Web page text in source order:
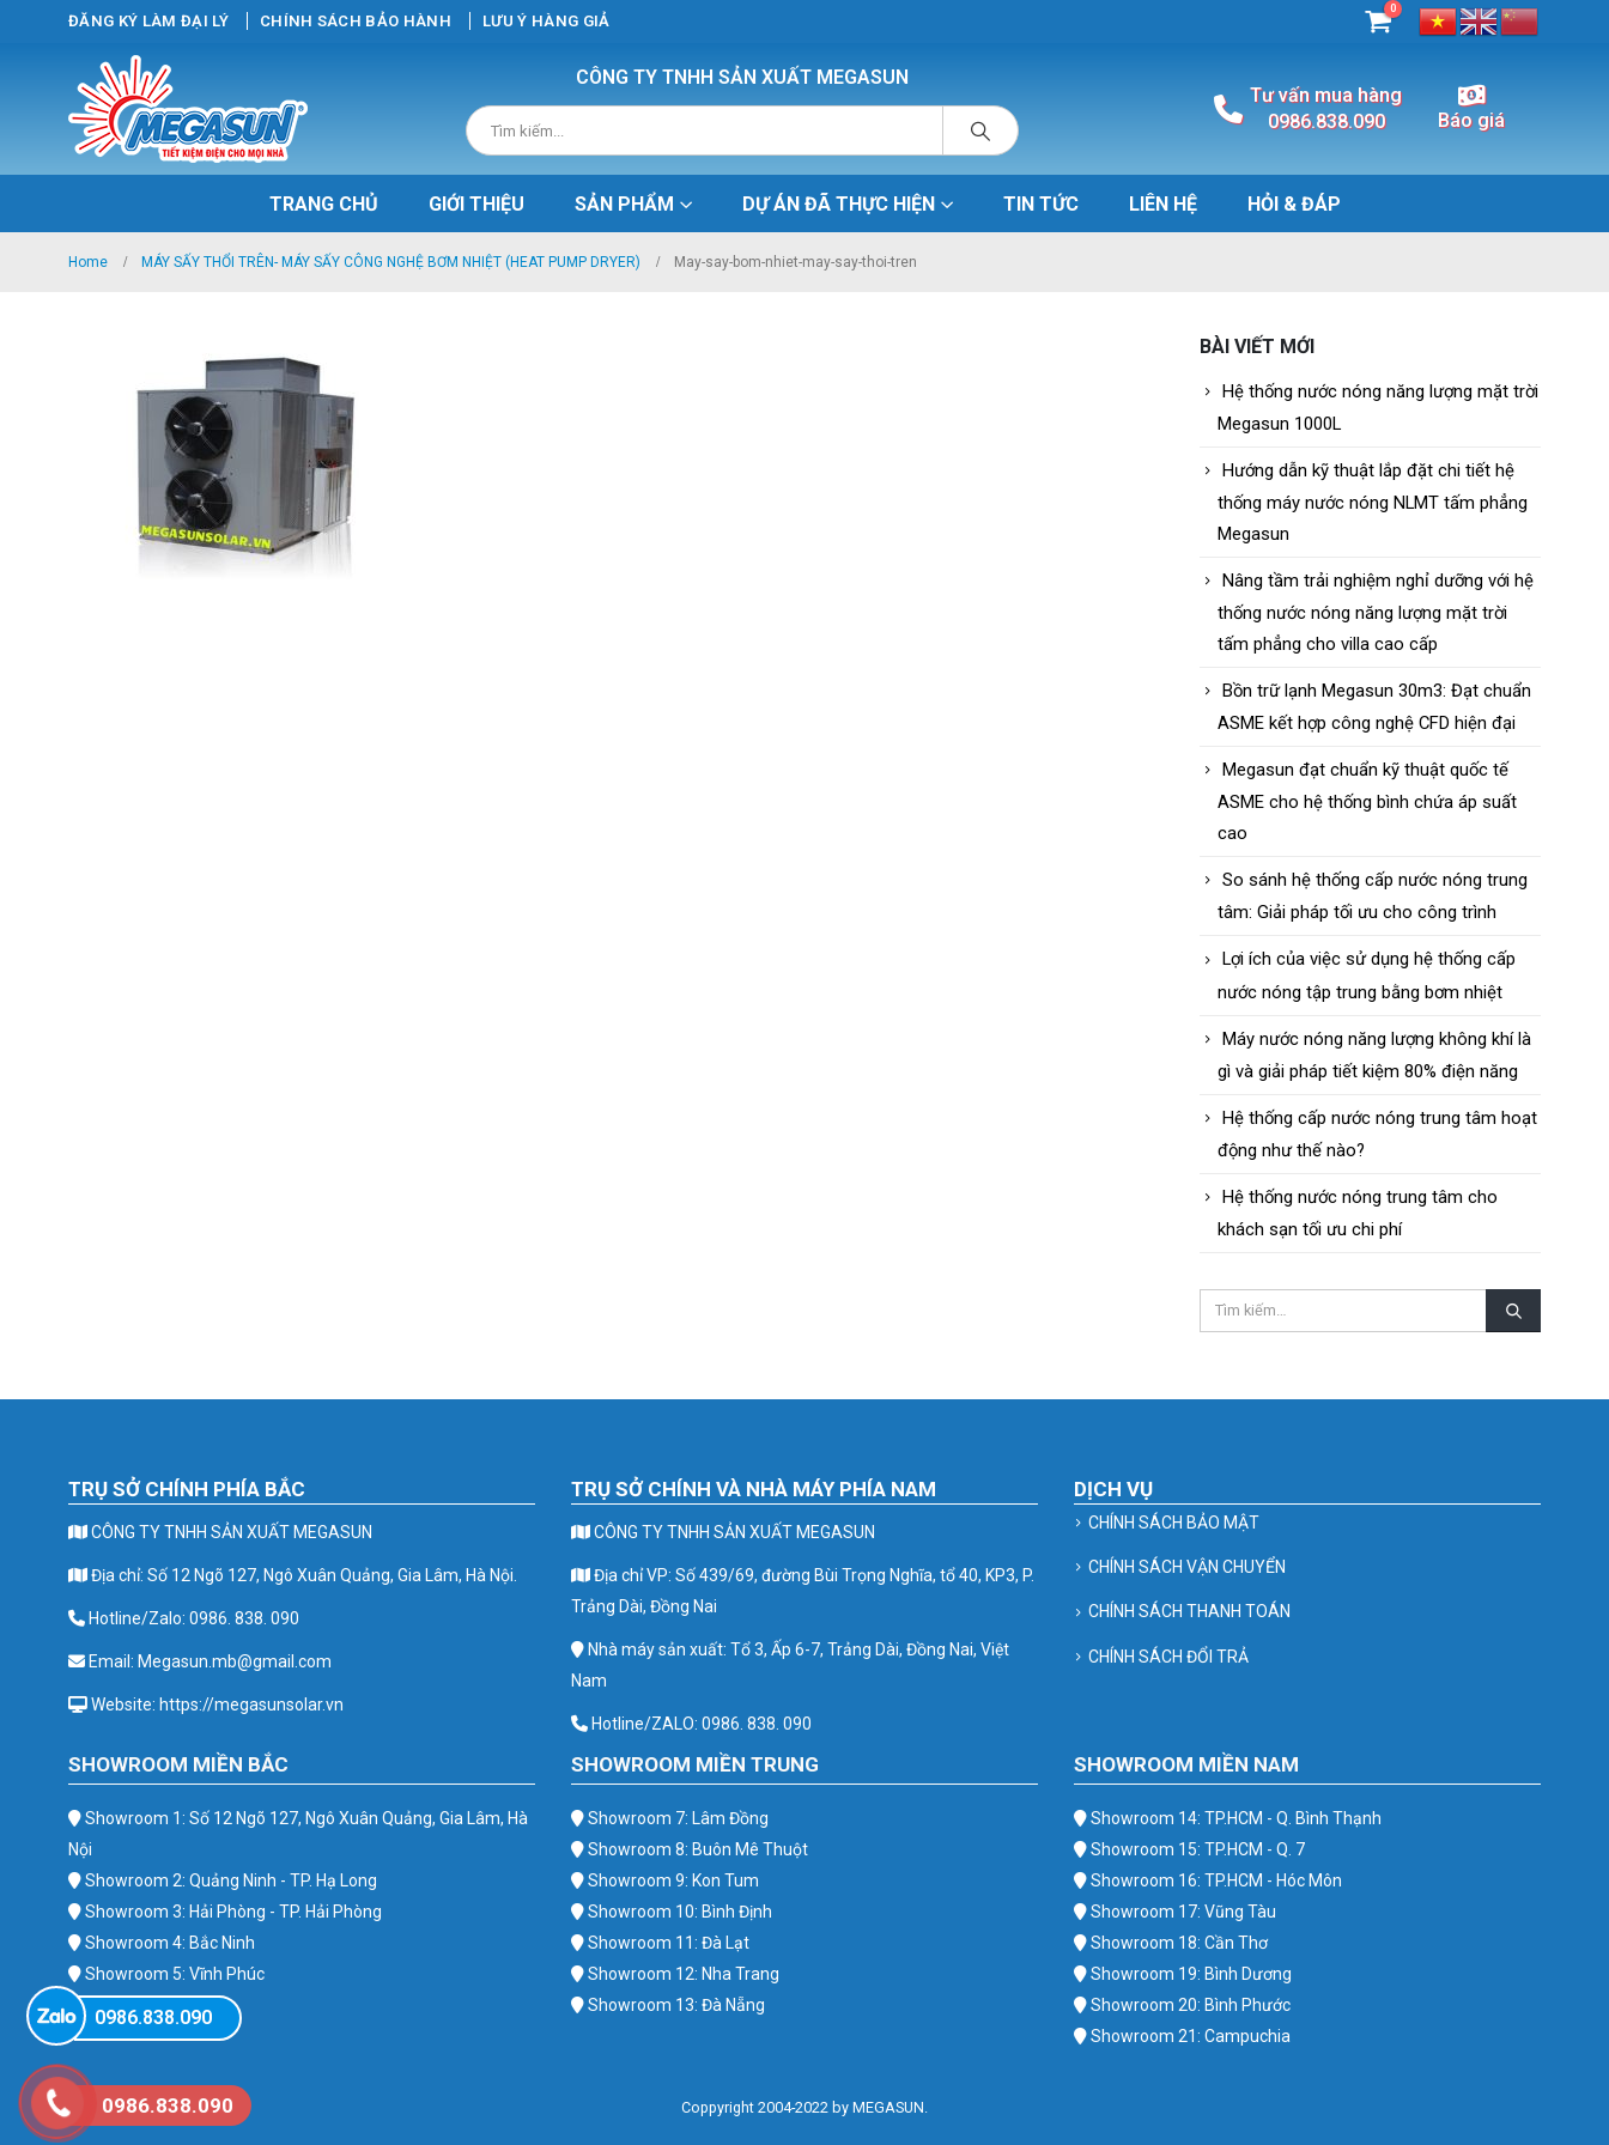
ĐĂNG KÝ LÀM ĐẠI LÝ CHÍNH SÁCH BẢO HÀNH LƯU Ý HÀNG GIẢ
0
CÔNG TY TNHH SẢN XUẤT MEGASUN
Tư vấn mua hàng
0986.838.090
Báo giá
TRANG CHỦ GIỚI THIỆU SẢN PHẨM DỰ ÁN ĐÃ THỰC HIỆN TIN TỨC LIÊN HỆ HỎI & ĐÁP
Home MÁY SẤY THỔI TRÊN- MÁY SẤY CÔNG NGHỆ BƠM NHIỆT (HEAT PUMP DRYER) May-say-bom-nhiet-may-say-thoi-tren
BÀI VIẾT MỚI
Hệ thống nước nóng năng lượng mặt trời
Megasun 1000L
Hướng dẫn kỹ thuật lắp đặt chi tiết hệ
thống máy nước nóng NLMT tấm phẳng
Megasun
Nâng tầm trải nghiệm nghỉ dưỡng với hệ
thống nước nóng năng lượng mặt trời
tấm phẳng cho villa cao cấp
Bồn trữ lạnh Megasun 30m3: Đạt chuẩn
ASME kết hợp công nghệ CFD hiện đại
Megasun đạt chuẩn kỹ thuật quốc tế
ASME cho hệ thống bình chứa áp suất
cao
So sánh hệ thống cấp nước nóng trung
tâm: Giải pháp tối ưu cho công trình
Lợi ích của việc sử dụng hệ thống cấp
nước nóng tập trung bằng bơm nhiệt
Máy nước nóng năng lượng không khí là
gì và giải pháp tiết kiệm 80% điện năng
Hệ thống cấp nước nóng trung tâm hoạt
động như thế nào?
Hệ thống nước nóng trung tâm cho
khách sạn tối ưu chi phí
TRỤ SỞ CHÍNH PHÍA BẮC
CÔNG TY TNHH SẢN XUẤT MEGASUN
Địa chỉ: Số 12 Ngõ 127, Ngô Xuân Quảng, Gia Lâm, Hà Nội.
Hotline/Zalo: 0986. 838. 090
Email: Megasun.mb@gmail.com
Website: https://megasunsolar.vn
TRỤ SỞ CHÍNH VÀ NHÀ MÁY PHÍA NAM
CÔNG TY TNHH SẢN XUẤT MEGASUN
Địa chỉ VP: Số 439/69, đường Bùi Trọng Nghĩa, tổ 40, KP3, P.
Trảng Dài, Đồng Nai
Nhà máy sản xuất: Tổ 3, Ấp 6-7, Trảng Dài, Đồng Nai, Việt
Nam
Hotline/ZALO: 0986. 838. 090
DỊCH VỤ
CHÍNH SÁCH BẢO MẬT
CHÍNH SÁCH VẬN CHUYỂN
CHÍNH SÁCH THANH TOÁN
CHÍNH SÁCH ĐỔI TRẢ
SHOWROOM MIỀN BẮC
Showroom 1: Số 12 Ngõ 127, Ngô Xuân Quảng, Gia Lâm, Hà
Nội
Showroom 2: Quảng Ninh - TP. Hạ Long
Showroom 3: Hải Phòng - TP. Hải Phòng
Showroom 4: Bắc Ninh
Showroom 5: Vĩnh Phúc
Showroom 6: Ba Vì
SHOWROOM MIỀN TRUNG
Showroom 7: Lâm Đồng
Showroom 8: Buôn Mê Thuột
Showroom 9: Kon Tum
Showroom 10: Bình Định
Showroom 11: Đà Lạt
Showroom 12: Nha Trang
Showroom 13: Đà Nẵng
SHOWROOM MIỀN NAM
Showroom 14: TP.HCM - Q. Bình Thạnh
Showroom 15: TP.HCM - Q. 7
Showroom 16: TP.HCM - Hóc Môn
Showroom 17: Vũng Tàu
Showroom 18: Cần Thơ
Showroom 19: Bình Dương
Showroom 20: Bình Phước
Showroom 21: Campuchia
Coppyright 2004-2022 by MEGASUN.
0986.838.090
0986.838.090